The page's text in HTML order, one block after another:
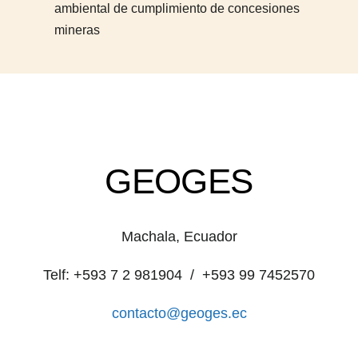
ambiental de cumplimiento de concesiones
mineras
GEOGES
Machala, Ecuador
Telf: +593 7 2 981904 / +593 99 7452570
contacto@geoges.ec